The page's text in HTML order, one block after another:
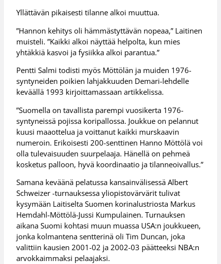
Yllättävän pikaisesti tilanne alkoi muuttua.
”Hannon kehitys oli hämmästyttävän nopeaa,” Laitinen
muisteli. ”Kaikki alkoi näyttää helpolta, kun mies
yhtäkkiä kasvoi ja fysiikka alkoi parantua.”
Pentti Salmi todisti myös Möttölän ja muiden 1976-
syntyneiden poikien lahjakkuuden Demari-lehdelle
keväällä 1993 kirjoittamassaan artikkelissa.
”Suomella on tavallista parempi vuosikerta 1976-
syntyneissä pojissa koripallossa. Joukkue on pelannut
kuusi maaottelua ja voittanut kaikki murskaavin
numeroin. Erikoisesti 200-senttinen Hanno Möttölä voi
olla tulevaisuuden suurpelaaja. Hänellä on pehmeä
kosketus palloon, hyvä koordinaatio ja tilanneoivallus.”
Samana keväänä pelatussa kansainvälisessä Albert
Schweizer -turnauksessa yliopistovärvärit tulivat
kysymään Laitiselta Suomen korinalustriosta Markus
Hemdahl-Möttölä-Jussi Kumpulainen. Turnauksen
aikana Suomi kohtasi muun muassa USA:n joukkueen,
jonka kolmantena sentterinä oli Tim Duncan, joka
valittiin kausien 2001-02 ja 2002-03 päätteeksi NBA:n
arvokkaimmaksi pelaajaksi.